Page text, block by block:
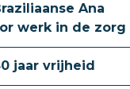
Ana
werk in de zorg
jaar vrijheid